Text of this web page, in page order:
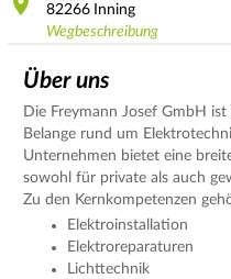
82266 Inning
Wegbeschreibung
Über uns
Die Freymann Josef GmbH
Belange rund um
Unternehmen bietet eine
sowohl für private als auch
Zu den Kernkompetenzen
Elektroinstallation
Elektroreparaturen
Lichttechnik